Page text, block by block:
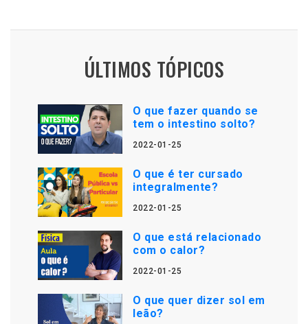
ÚLTIMOS TÓPICOS
O que fazer quando se
tem o intestino solto?
2022-01-25
O que é ter cursado
integralmente?
2022-01-25
O que está relacionado
com o calor?
2022-01-25
O que quer dizer sol em
leão?